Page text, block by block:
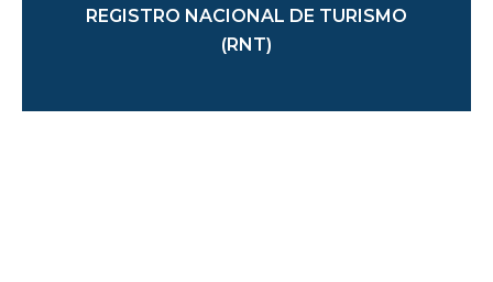
REGISTRO NACIONAL DE TURISMO
(RNT)